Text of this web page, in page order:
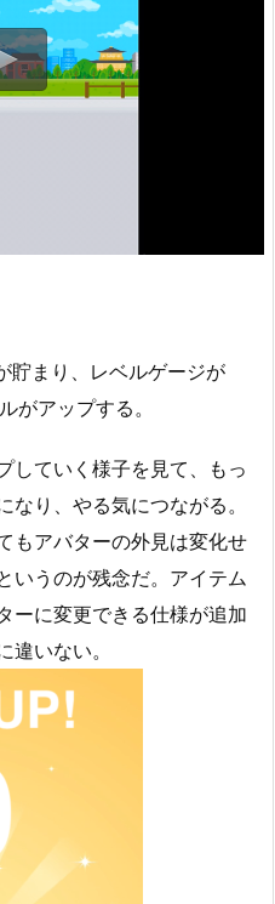
貯まり、レベルゲージが
がアップする。
していく様子を見て、もっ
り、やる気につながる。
もアバターの外見は変化せ
いうのが残念だ。アイテム
ーに変更できる仕様が追加
違いない。